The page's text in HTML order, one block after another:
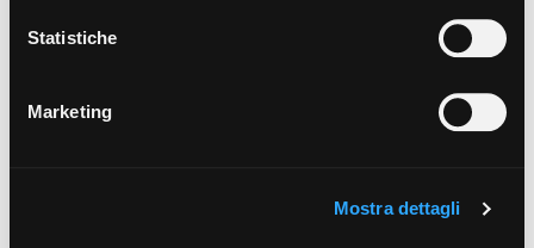
funzionamento, puoi prendere visione dell’informativa
cliccando qui.
Statistiche
Marketing
Mostra dettagli